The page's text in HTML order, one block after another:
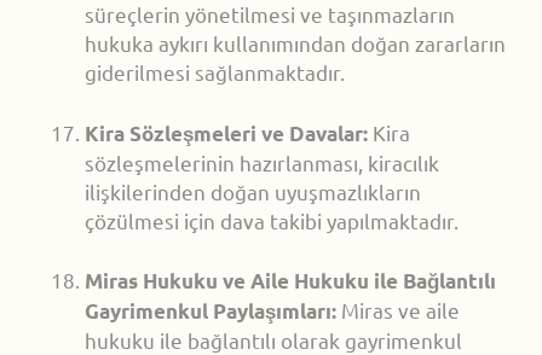
süreçlerin yönetilmesi ve taşınmazların
hukuka aykırı kullanımından doğan zararların
giderilmesi sağlanmaktadır.
Kira Sözleşmeleri ve Davalar: Kira
sözleşmelerinin hazırlanması, kiracılık
ilişkilerinden doğan uyuşmazlıkların
çözülmesi için dava takibi yapılmaktadır.
Miras Hukuku ve Aile Hukuku ile Bağlantılı
Gayrimenkul Paylaşımları: Miras ve aile
hukuku ile bağlantılı olarak gayrimenkul